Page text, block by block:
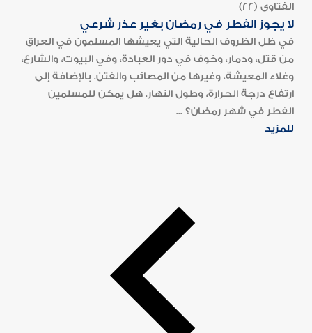
الفتاوى (22)
لا يجوز الفطر في رمضان بغير عذر شرعي
في ظل الظروف الحالية التي يعيشها المسلمون في العراق
من قتل، ودمار، وخوف في دور العبادة، وفي البيوت، والشارع،
وغلاء المعيشة، وغيرها من المصائب والفتن. بالإضافة إلى
ارتفاع درجة الحرارة، وطول النهار. هل يمكن للمسلمين
الفطر في شهر رمضان؟ ...
للمزيد